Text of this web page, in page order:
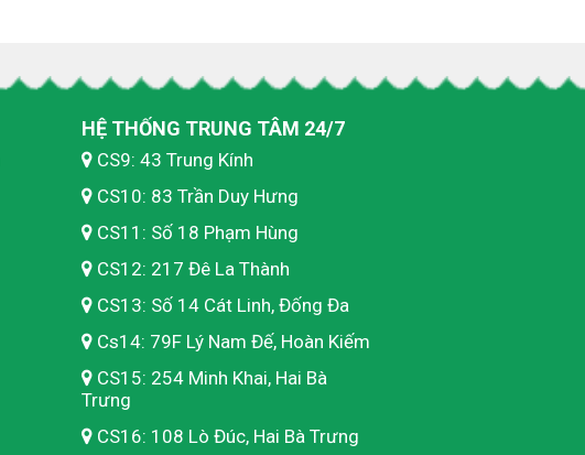
HỆ THỐNG TRUNG TÂM 24/7
CS9: 43 Trung Kính
CS10: 83 Trần Duy Hưng
CS11: Số 18 Phạm Hùng
CS12: 217 Đê La Thành
CS13: Số 14 Cát Linh, Đống Đa
Cs14: 79F Lý Nam Đế, Hoàn Kiếm
CS15: 254 Minh Khai, Hai Bà
Trưng
CS16: 108 Lò Đúc, Hai Bà Trưng